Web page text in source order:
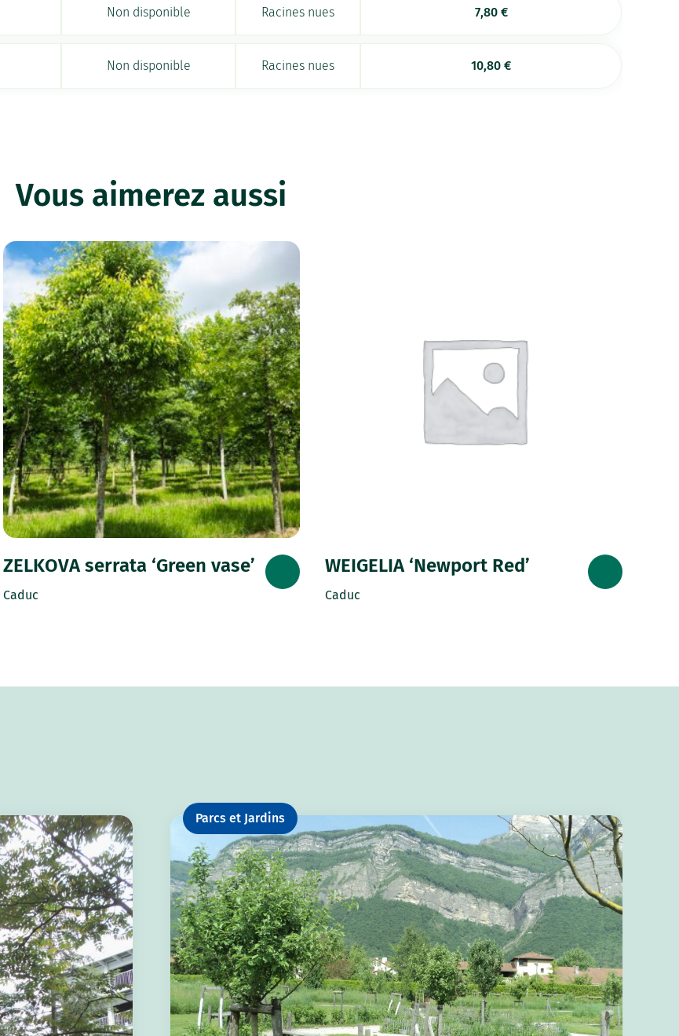
Non disponible Racines nues 7,80 €
Non disponible Racines nues 10,80€
Vous aimerez aussi
ZELKOVA serrata ‘Green vase’
Caduc
WEIGELIA ‘Newport Red’
Caduc
Parcs et Jardins